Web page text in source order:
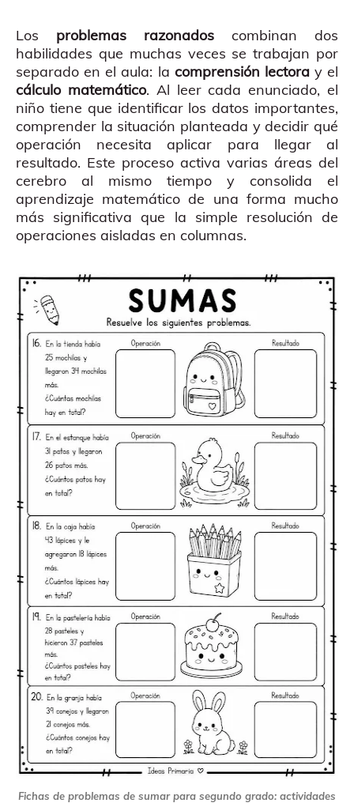
Los problemas razonados combinan dos
habilidades que muchas veces se trabajan por
separado en el aula: la comprensión lectoray el
cálculo matemático. Al leer cada enunciado, el
niño tiene que identificar los datos importantes,
comprender la situación planteada y decidir qué
operación necesita aplicar para llegar al
resultado. Este proceso activa varias áreas del
cerebro al mismo tiempo y consolida el
aprendizaje matemático de una forma mucho
más significativa que la simple resolución de
operaciones aisladas en columnas.
Fichas de problemas de sumar para segundo grado: actividades